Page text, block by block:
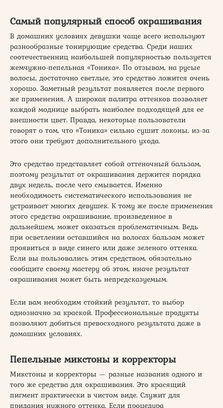
Самый популярный способ окрашивания
В домашних условиях девушки чаще всего используют
разнообразные тонирующие средства. Среди наших
соотечественниц наибольшей популярностью пользуется
жемчужно-пепельная «Тоника». По отзывам, на русые
волосы, достаточно светлые, это средство ложится очень
хорошо. Заметный результат появляется после первого
же применения. А широкая палитра оттенков позволяет
каждой моднице выбрать наиболее подходящей для ее
внешности цвет. Правда, некоторые пользователи
говорят о том, что «Тоника» сильно сушит локоны, из-за
этого они требуют дополнительного ухода.
Это средство представляет собой оттеночный бальзам,
поэтому результат от окрашивания держится порядка
двух недель, после чего смывается. Именно
необходимость систематического использования не
устраивает многих девушек. К тому же после применения
этого средства окрашивание, произведенное в
дальнейшем, может оказаться проблематичным. Ведь
при осветлении оставшийся на волосах бальзам может
проявиться в виде синего или даже зеленого оттенка.
Если вы пользовались этим средством, обязательно
сообщите своему мастеру об этом, иначе результат
окрашивания может быть непредсказуемым.
Если вам необходим стойкий результат, то выбор
однозначно за краской. Профессиональные продукты
позволяют добиться превосходного результата даже в
домашних условиях.
Пепельные микстоны и корректоры
Микстоны и корректоры — разные названия одного и
того же средства для окрашивания. Это красящий
пигмент практически в чистом виде. Служит для
придания нужного оттенка. Если процедура